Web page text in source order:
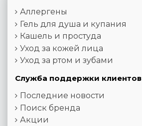
Аллергены
Гель для душа и купания
Кашель и простуда
Уход за кожей лица
Уход за ртом и зубами
Служба поддержки клиентов
Последние новости
Поиск бренда
Акции